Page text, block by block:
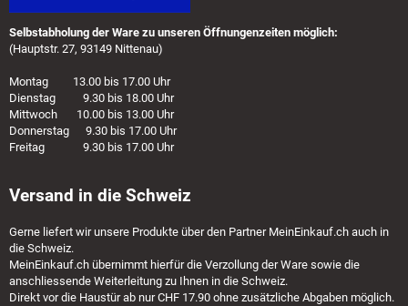
Selbstabholung der Ware zu unseren Öffnungenzeiten möglich:
(Hauptstr. 27, 93149 Nittenau)
Montag 13.00 bis 17.00 Uhr
Dienstag 9.30 bis 18.00 Uhr
Mittwoch 10.00 bis 13.00 Uhr
Donnerstag 9.30 bis 17.00 Uhr
Freitag 9.30 bis 17.00 Uhr
Versand in die Schweiz
Gerne liefert wir unsere Produkte über den Partner MeinEinkauf.ch auch in
die Schweiz.
MeinEinkauf.ch übernimmt hierfür die Verzollung der Ware sowie die
anschliessende Weiterleitung zu Ihnen in die Schweiz.
Direkt vor die Haustür ab nur CHF 17.90 ohne zusätzliche Abgaben möglich.